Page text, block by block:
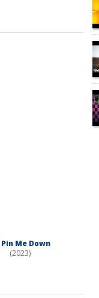
Pin Me Down
(2023)